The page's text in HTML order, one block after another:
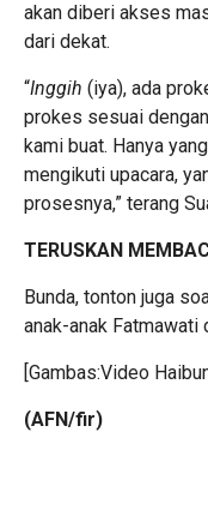
akan diberi akses
dari dekat.
“Inggih (iya), ada
prokes sesuai dengan
kami buat. Hanya
mengikuti upacara,
prosesnya,” terang
TERUSKAN
Bunda, tonton juga
anak-anak Fatmawati
[Gambas:Video
(AFN/fir)